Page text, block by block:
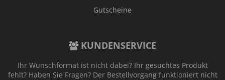
Gutscheine
KUNDENSERVICE
Ihr Wunschformat ist nicht dabei? Ihr gesuchtes Produkt
fehlt? Haben Sie Fragen? Der Bestellvorgang funktioniert nicht